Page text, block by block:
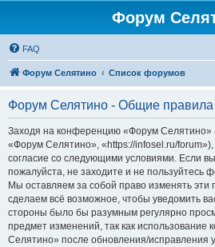
Форум
FAQ
Форум Селятино Список форумов
Форум Селятино - Общие правила
Заходя на конференцию «Форум
«Форум Селятино», «https://infosel.ru/
согласие со следующими условиями. Если
пожалуйста, не заходите и не
Мы оставляем за собой право изменять эти
сделаем всё возможное, чтобы уведомить
стороны было бы разумным регулярно
предмет изменений, так как
Селятино» после обновления/исправления